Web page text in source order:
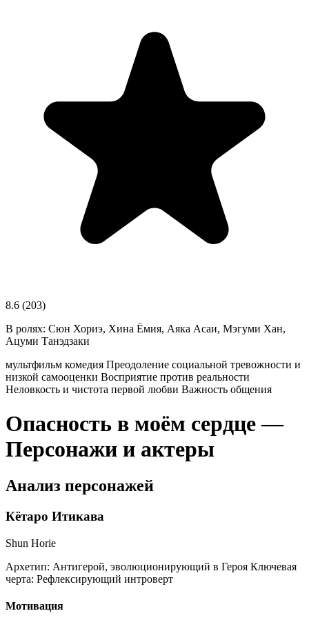
8.6 (203)
В ролях: Сюн Хориэ, Хина Ёмия, Аяка Асаи, Мэгуми Хан,
Ацуми Танэдзаки
мультфильм комедия Преодоление социальной тревожности и
низкой самооценки Восприятие против реальности
Неловкость и чистота первой любви Важность общения
Опасность в моём сердце —
Персонажи и актеры
Анализ персонажей
Кётаро Итикава
Shun Horie
Архетип: Антигерой, эволюционирующий в Героя Ключевая
черта: Рефлексирующий интроверт
Мотивация